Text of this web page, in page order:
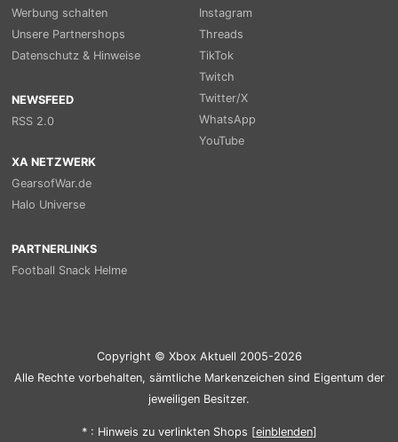
Werbung schalten
Unsere Partnershops
Datenschutz & Hinweise
NEWSFEED
RSS 2.0
Instagram
Threads
TikTok
Twitch
Twitter/X
WhatsApp
YouTube
XA NETZWERK
GearsofWar.de
Halo Universe
PARTNERLINKS
Football Snack Helme
Copyright © Xbox Aktuell 2005-2026
Alle Rechte vorbehalten, sämtliche Markenzeichen sind Eigentum der
jeweiligen Besitzer.
* : Hinweis zu verlinkten Shops [einblenden]